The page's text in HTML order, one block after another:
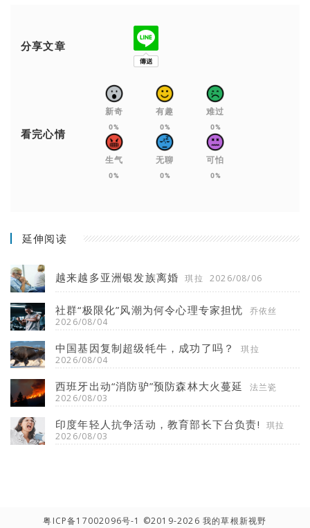
分享文章
看完心情
新奇
0%
有趣
0%
难过
0%
生气
0%
无聊
0%
可怕
0%
延伸阅读
越来越多亚洲银发族离婚 琪拉 2026/08/06
社群“极限化”风潮为何令心理专家担忧
乔依丝
2026/08/04
中国基因复制超级牦牛，成功了吗？
琪拉
2026/08/04
西班牙出动“消防驴”预防森林大火蔓延
法兰瓷
2026/08/03
印度年轻人抗争活动，教育部长下台负责!
琪拉
2026/08/03
粤ICP备17002096号-1 ©2019-2026 我的草根新视野